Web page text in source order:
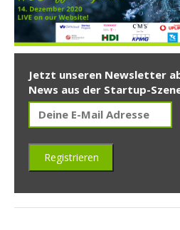
Jetzt unseren Newsletter
News aus der Startup-